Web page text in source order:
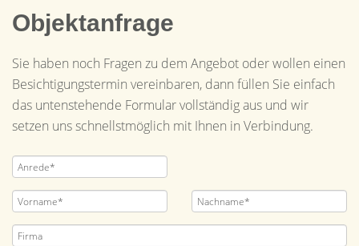
Objektanfrage
Sie haben noch Fragen zu dem Angebot oder wollen einen
Besichtigungstermin vereinbaren, dann füllen Sie einfach
das untenstehende Formular vollständig aus und wir
setzen uns schnellstmöglich mit Ihnen in Verbindung.